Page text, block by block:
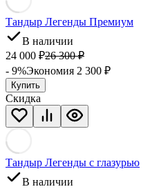
Тандыр Легенды Премиум
В наличии
24 000 ₽26 300 ₽
- 9%Экономия 2 300 ₽
Купить
Скидка
Тандыр Легенды с глазурью
В наличии